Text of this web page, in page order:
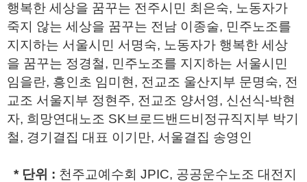
행복한 세상을 꿈꾸는 전주시민 최은숙, 노동자가
죽지 않는 세상을 꿈꾸는 전남 이종술, 민주노조를
지지하는 서울시민 서명숙, 노동자가 행복한 세상
을 꿈꾸는 정경철, 민주노조를 지지하는 서울시민
임을란, 흥인초 임미현, 전교조 울산지부 문명숙, 전
교조 서울지부 정현주, 전교조 양서영, 신선식-박현
자, 희망연대노조 SK브로드밴드비정규직지부 박기
철, 경기결집 대표 이기만, 서울결집 송영인
* 단위 : 천주교예수회 JPIC, 공공운수노조 대전지